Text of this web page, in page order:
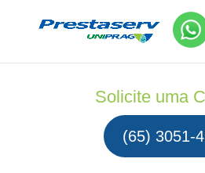
Solicite uma
(65) 3051-